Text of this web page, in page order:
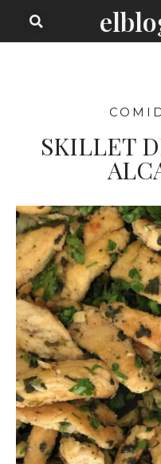
SKILLET